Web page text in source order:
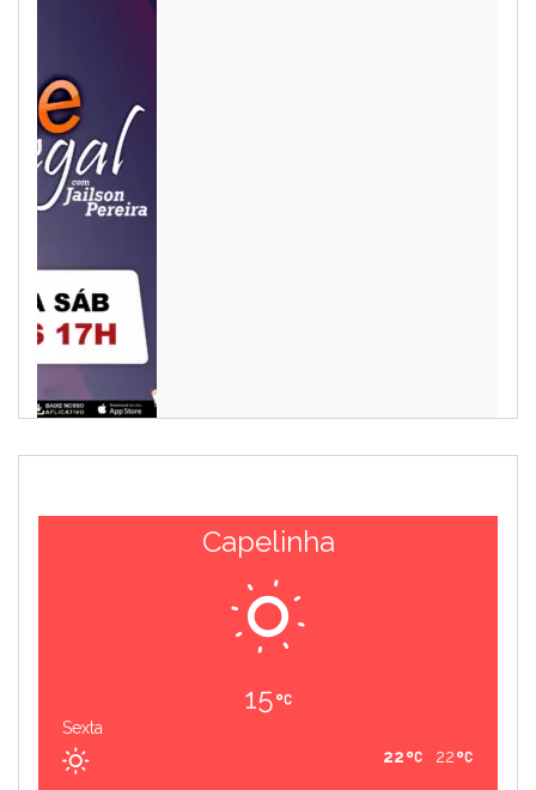
Capelinha
15
Sexta
22
22